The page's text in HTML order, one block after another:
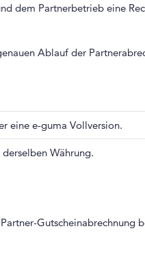
dem Partnerbetrieb eine
Ablauf der
eine e-guma Vollversion.
Währung.
Gutscheinabrechnung